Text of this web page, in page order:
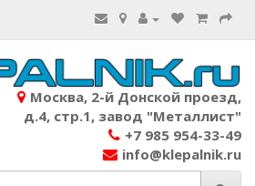
Москва, 2-й Донской проезд,
д.4, стр.1, завод "Металлист"
+7 985 954-33-49
info@klepalnik.ru